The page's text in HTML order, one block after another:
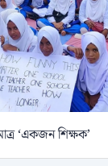
‘একজন শিক্ষক’